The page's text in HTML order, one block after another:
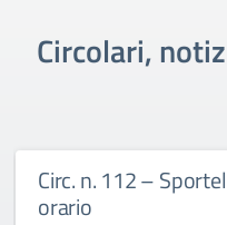
Circolari,
Circ. n. 112 –
orario